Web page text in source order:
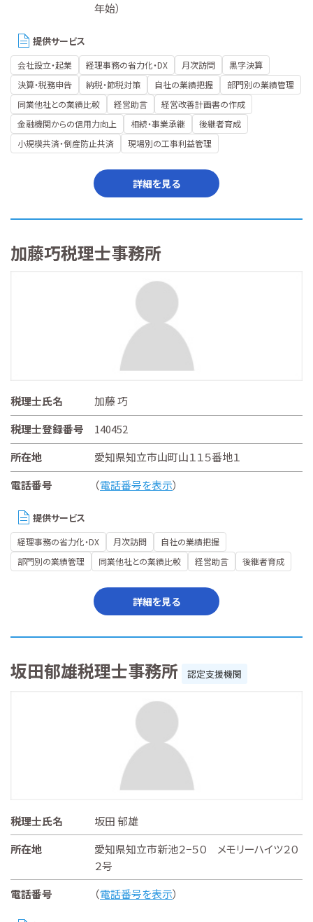
年始）
提供サービス
会社設立・起業 経理事務の省力化・DX 月次訪問
黒字決算
決算・税務申告
納税・節税対策 自社の業績把握
部門別の業績管理
同業他社との業績比較
経営助言
経営改善計画書の作成
金融機関からの信用力向上
相続・事業承継
後継者育成
小規模共済・倒産防止共済
現場別の工事利益管理
詳細を見る
加藤巧税理士事務所
税理士氏名
加藤 巧
税理士登録番号
140452
所在地
愛知県知立市山町山１１５番地１
電話番号
（電話番号を表示）
提供サービス
経理事務の省力化・DX 月次訪問
自社の業績把握
部門別の業績管理
同業他社との業績比較 経営助言 後継者育成
詳細を見る
坂田郁雄税理士事務所 認定支援機関
税理士氏名
坂田 郁雄
所在地
愛知県知立市新池２−５０ メモリーハイツ２０
２号
電話番号
（電話番号を表示）